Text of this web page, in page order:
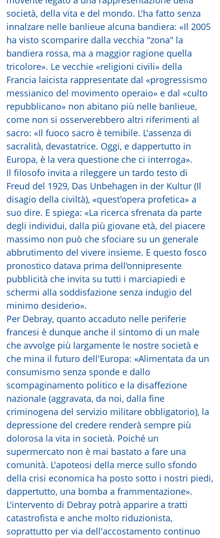
società, della vita e del mondo. L'ha fatto senza
innalzare nelle banlieue alcuna bandiera: «Il 2005
ha visto scomparire dalla vecchia "zona" la
bandiera rossa, ma a maggior ragione quella
tricolore». Le vecchie «religioni civili» della
Francia laicista rappresentate dal «progressismo
messianico del movimento operaio» e dal «culto
repubblicano» non abitano più nelle banlieue,
come non si osserverebbero altri riferimenti al
sacro: «Il fuoco sacro è temibile. L'assenza di
sacralità, devastatrice. Oggi, e dappertutto in
Europa, è la vera questione che ci interroga».
Il filosofo invita a rileggere un tardo testo di
Freud del 1929, Das Unbehagen in der Kultur (Il
disagio della civiltà), «quest'opera profetica» a
suo dire. E spiega: «La ricerca sfrenata da parte
degli individui, dalla più giovane età, del piacere
massimo non può che sfociare su un generale
abbrutimento del vivere insieme. E questo fosco
pronostico datava prima dell'onnipresente
pubblicità che invita su tutti i marciapiedi e
schermi alla soddisfazione senza indugio del
minimo desiderio».
Per Debray, quanto accaduto nelle periferie
francesi è dunque anche il sintomo di un male
che avvolge più largamente le nostre società e
che mina il futuro dell'Europa: «Alimentata da un
consumismo senza sponde e dallo
scompaginamento politico e la disaffezione
nazionale (aggravata, da noi, dalla fine
criminogena del servizio militare obbligatorio), la
depressione del credere renderà sempre più
dolorosa la vita in società. Poiché un
supermercato non è mai bastato a fare una
comunità. L'apoteosi della merce sullo sfondo
della crisi economica ha posto sotto i nostri piedi,
dappertutto, una bomba a frammentazione».
L'intervento di Debray potrà apparire a tratti
catastrofista e anche molto riduzionista,
soprattutto per via dell'accostamento continuo